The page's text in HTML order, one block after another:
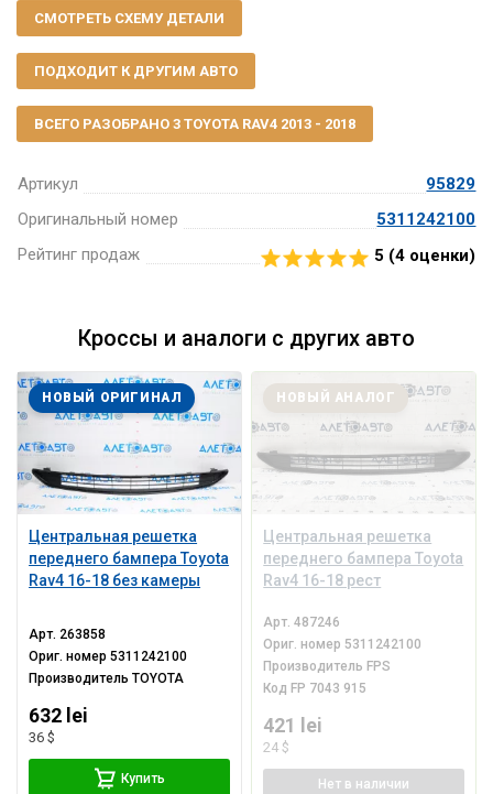
Артикул
95829
Оригинальный номер
5311242100
Рейтинг продаж
5 (4 оценки)
СМОТРЕТЬ СХЕМУ ДЕТАЛИ
ПОДХОДИТ К ДРУГИМ АВТО
ВСЕГО РАЗОБРАНО 3 TOYOTA RAV4 2013 - 2018
Кроссы и аналоги с других авто
Центральная решетка
переднего бампера Toyota
Rav4 16-18 без камеры
НОВЫЙ ОРИГИНАЛ
Арт. 263858
Ориг. номер5311242100
ПроизводительTOYOTA
632 lei
36 $
Купить
Центральная решетка
переднего бампера Toyota
Rav4 16-18 рест
НОВЫЙ АНАЛОГ
Арт.487246
Ориг. номер 5311242100
Производитель FPS
Код FP 7043 915
421 lei
24 $
Нет в наличии